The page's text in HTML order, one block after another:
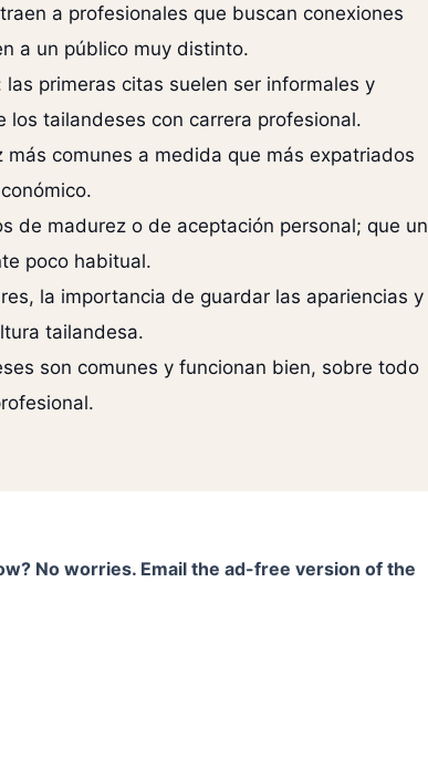
a profesionales que buscan conexiones
a un público muy distinto.
primeras citas suelen ser informales y
tailandeses con carrera profesional.
comunes a medida que más expatriados
de madurez o de aceptación personal; que un
poco habitual.
la importancia de guardar las apariencias y
tailandesa.
son comunes y funcionan bien, sobre todo
No worries. Email the ad-free version of the